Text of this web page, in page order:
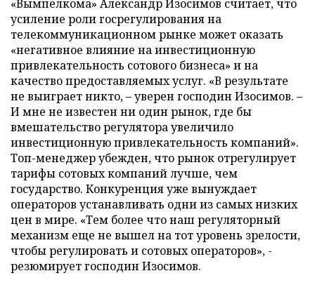
«Вымпелкома» Александр Изосимов считает, что
усиление роли госрегулирования на
телекоммуникационном рынке может оказать
«негативное влияние на инвестиционную
привлекательность сотового бизнеса» и на
качество предоставляемых услуг. «В результате
не выиграет никто, – уверен господин Изосимов. –
И мне не известен ни один рынок, где бы
вмешательство регулятора увеличило
инвестиционную привлекательность компаний».
Топ-менеджер убежден, что рынок отрегулирует
тарифы сотовых компаний лучше, чем
государство. Конкуренция уже вынуждает
операторов устанавливать одни из самых низких
цен в мире. «Тем более что наш регуляторный
механизм еще не вышел на тот уровень зрелости,
чтобы регулировать и сотовых операторов», -
резюмирует господин Изосимов.